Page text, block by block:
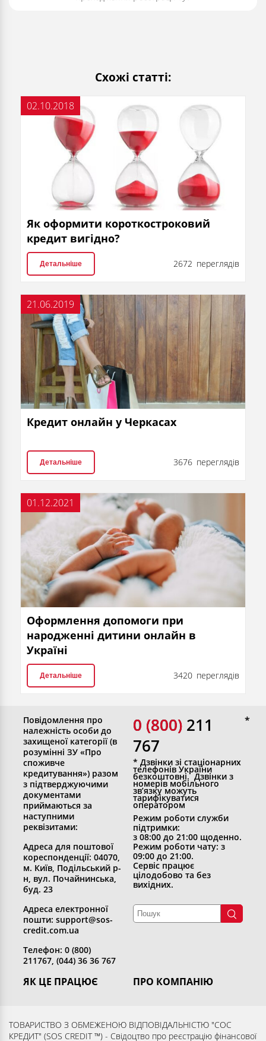
Схожі статті:
02.10.2018
Як оформити короткостроковий
кредит вигідно?
Детальніше 2672 переглядів
21.06.2019
Кредит онлайн у Черкасах
Детальніше 3676 переглядів
01.12.2021
Оформлення допомоги при
народженні дитини онлайн в
Україні
Детальніше 3420 переглядів
ЯК ЦЕ ПРАЦЮЄ
Повернути кредит
Запитання та відповіді
ПРО КОМПАНІЮ
Розкриття інформації
Контакти
Повідомлення про
належність особи до
захищеної категорії (в
розумінні ЗУ «Про
споживче
кредитування») разом
з підтверджуючими
документами
приймаються за
наступними
реквізитами:
Адреса для поштової
кореспонденції: 04070,
м. Київ, Подільський р-
н, вул. Почайнинська,
буд. 23
Адреса електронної
пошти: support@sos-
credit.com.ua
Телефон: 0 (800)
211767, (044) 36 36 767
0 (800)
0 (800) 211
767
* Дзвінки зі стаціонарних
телефонів України
безкоштовні. Дзвінки з
номерів мобільного
зв’язку можуть
тарифікуватися
оператором
Режим роботи служби
підтримки:
з 08:00 до 21:00 щоденно.
Режим роботи чату: з
09:00 до 21:00.
Сервіс працює
цілодобово та без
вихідних.
ТОВАРИСТВО З ОБМЕЖЕНОЮ ВІДПОВІДАЛЬНІСТЮ "СОС
КРЕДИТ" (SOS CREDIT ™) - Свідоцтво про реєстрацію фінансової